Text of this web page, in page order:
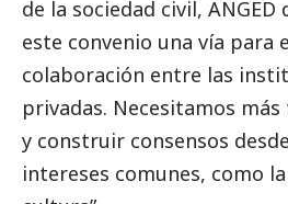
de la sociedad civil, ANGED
este convenio una vía para
colaboración entre las
privadas. Necesitamos
y construir consensos
intereses comunes, como